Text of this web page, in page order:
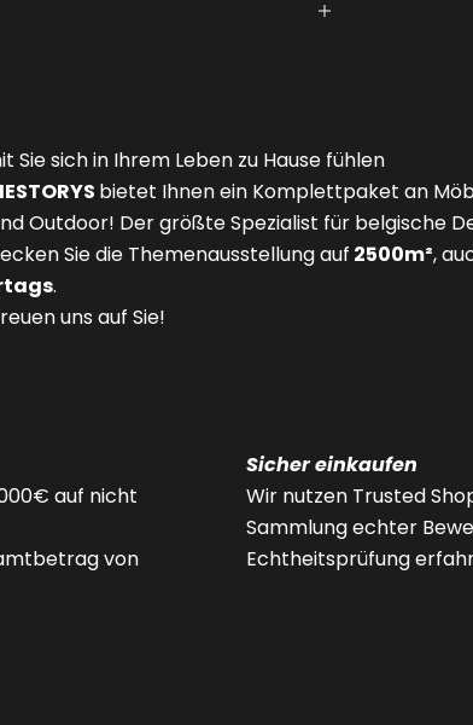
Sie sich in Ihrem Leben zu Hause fühlen
bietet Ihnen ein Komplettpaket an
Outdoor! Der größte Spezialist für belgische
Sie die Themenausstellung auf 2500m²,
.
uns auf Sie!
auf nicht
von
Sicher einkaufen
Wir nutzen Trusted
Sammlung echter
Echtheitsprüfung